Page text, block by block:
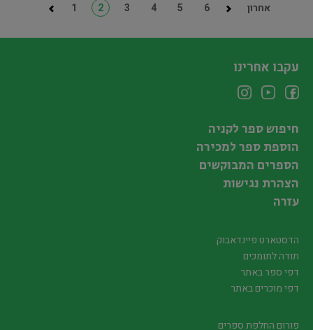
1 2 3 4 5 6 אחרון
עקבו אחרינו
חיפוש ספר לקניה
הוספת ספר למכירה
הספרים המבוקשים
הצהרת נגישות
עזרה
הדסטארט פיינדאבוק
תודה לתומכים
דפי ספר באתר
דפי מוכרים באתר
פורום החלפת ספרים